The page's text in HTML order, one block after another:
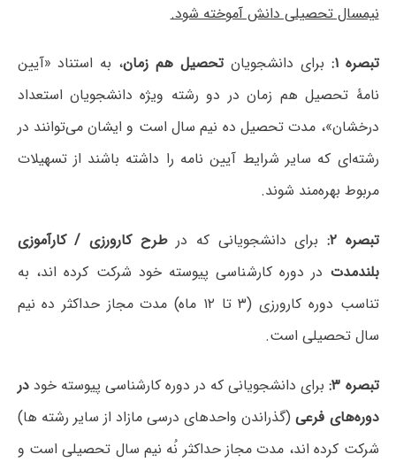
نیمسال تحصیلی دانش آموخته شود.
تبصره ۱: برای دانشجویان تحصیل هم زمان، به استناد «آیین
نامۀ تحصیل هم زمان در دو رشته ویژه دانشجویان استعداد
درخشان»، مدت تحصیل ده نیم سال است و ایشان می‌توانند در
رشته‌ای که سایر شرایط آیین نامه را داشته باشند از تسهیلات
مربوط بهره‌مند شوند.
تبصره ۲: برای دانشجویانی که درطرح کارورزی / کارآموزی
بلندمدت در دوره کارشناسی پیوسته خود شرکت کرده اند، به
تناسب دوره کارورزی (۳ تا ۱۲ ماه) مدت مجاز حداکثر ده نیم
سال تحصیلی است.
تبصره ۳: برای دانشجویانی که در دوره کارشناسی پیوسته خوددر
دوره‌های فرعی(گذراندن واحدهای درسی مازاد از سایر رشته ها)
شرکت کرده اند، مدت مجاز حداکثر نُه نیم سال تحصیلی است و